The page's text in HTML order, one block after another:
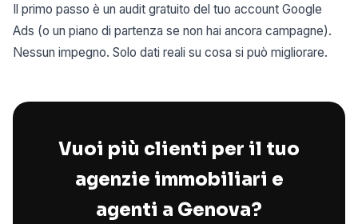
Il primo passo è un audit gratuito del tuo account Google
Ads (o un piano di partenza se non hai ancora campagne).
Nessun impegno. Solo dati reali su cosa si può migliorare.
Vuoi più clienti per il tuo
agenzie immobiliari e
agenti a Genova?